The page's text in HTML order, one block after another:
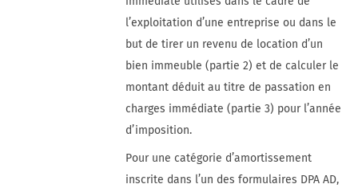
l’exploitation d’une entreprise ou dans le
but de tirer un revenu de location d’un
bien immeuble (partie 2) et de calculer le
montant déduit au titre de passation en
charges immédiate (partie 3) pour l’année
d’imposition.
Pour une catégorie d’amortissement
inscrite dans l’un des formulaires DPA AD,